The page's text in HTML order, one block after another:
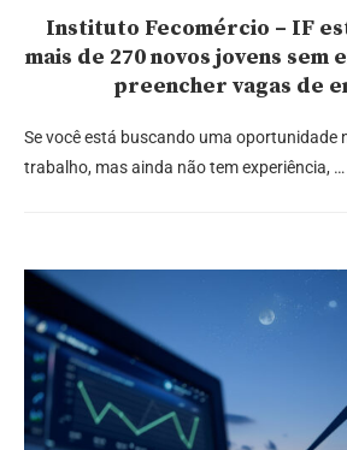
Instituto Fecomércio – IF
mais de 270 novos jovens
preencher vagas de
Se você está buscando uma oportunidade
trabalho, mas ainda não tem experiência, …